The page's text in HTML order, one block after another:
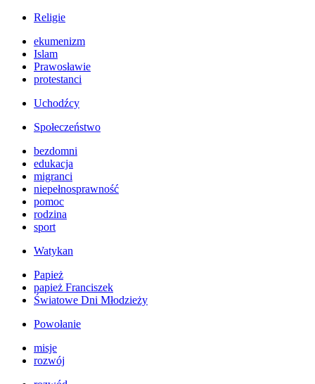
Religie
ekumenizm
Islam
Prawosławie
protestanci
Uchodźcy
Społeczeństwo
bezdomni
edukacja
migranci
niepełnosprawność
pomoc
rodzina
sport
Watykan
Papież
papież Franciszek
Światowe Dni Młodzieży
Powołanie
misje
rozwój